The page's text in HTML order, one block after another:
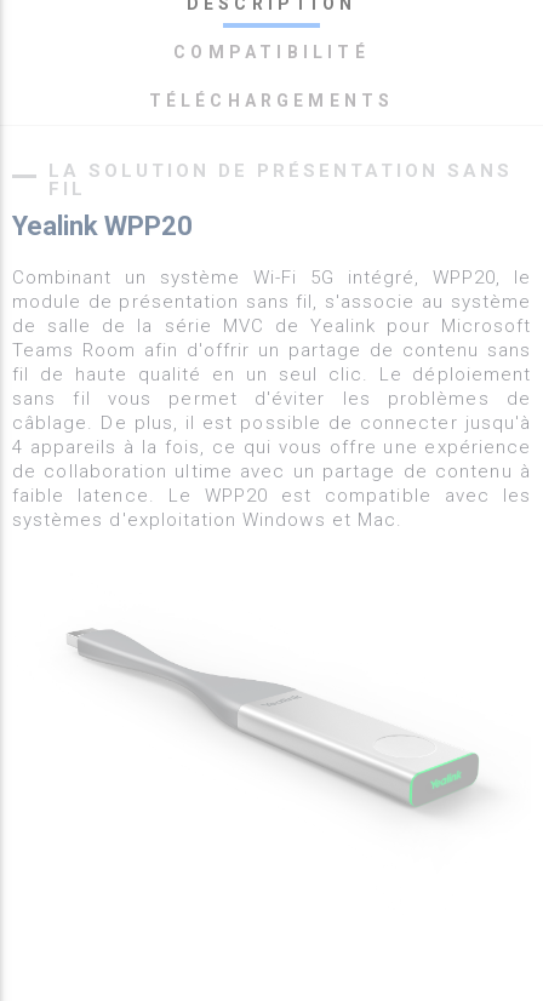
COMPATIBILITÉ
TÉLÉCHARGEMENTS
LA SOLUTION DE PRÉSENTATION SANS
FIL
Yealink WPP20
Combinant un système Wi-Fi 5G intégré, WPP20, le
module de présentation sans fil, s'associe au système
de salle de la série MVC de Yealink pour Microsoft
Teams Room afin d'offrir un partage de contenu sans
fil de haute qualité en un seul clic. Le déploiement
sans fil vous permet d'éviter les problèmes de
câblage. De plus, il est possible de connecter jusqu'à
4 appareils à la fois, ce qui vous offre une expérience
de collaboration ultime avec un partage de contenu à
faible latence. Le WPP20 est compatible avec les
systèmes d'exploitation Windows et Mac.